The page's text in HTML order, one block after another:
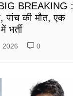
BREAKING :
पांच की मौत, एक
भर्ती
2026 0